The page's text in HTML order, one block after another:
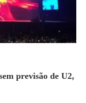
previsão de U2,